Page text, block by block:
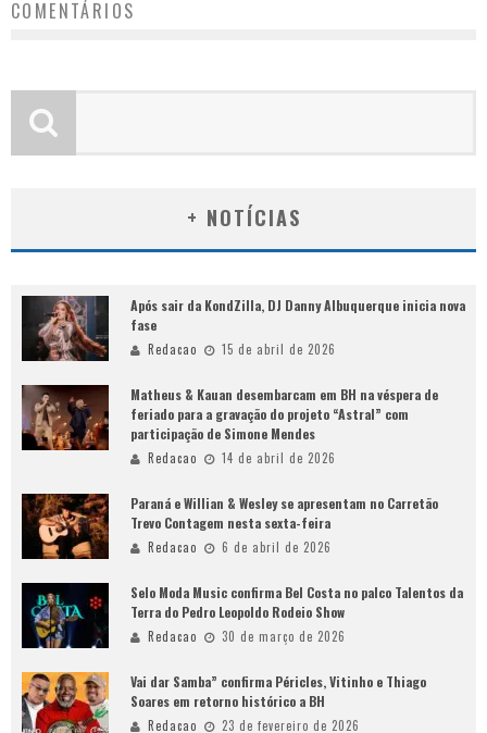
COMENTÁRIOS
+ NOTÍCIAS
Após sair da KondZilla, DJ Danny Albuquerque inicia nova
fase
Redacao 15 de abril de 2026
Matheus & Kauan desembarcam em BH na véspera de
feriado para a gravação do projeto “Astral” com
participação de Simone Mendes
Redacao 14 de abril de 2026
Paraná e Willian & Wesley se apresentam no Carretão
Trevo Contagem nesta sexta-feira
Redacao 6 de abril de 2026
Selo Moda Music confirma Bel Costa no palco Talentos da
Terra do Pedro Leopoldo Rodeio Show
Redacao 30 de março de 2026
Vai dar Samba” confirma Péricles, Vitinho e Thiago
Soares em retorno histórico a BH
Redacao 23 de fevereiro de 2026